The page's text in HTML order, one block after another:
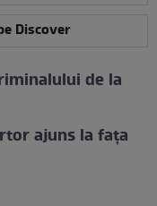
Discover
de la
ajuns la fața